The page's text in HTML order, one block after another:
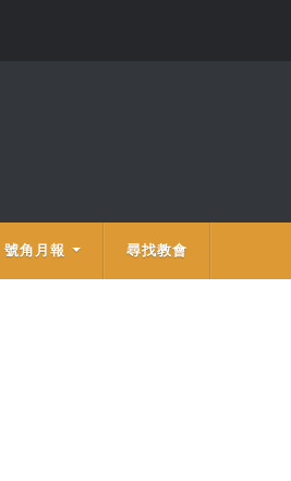
號角月報 尋找教會